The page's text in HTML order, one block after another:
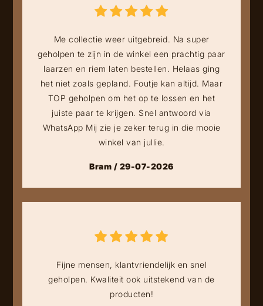
Me collectie weer uitgebreid. Na super
geholpen te zijn in de winkel een prachtig paar
laarzen en riem laten bestellen. Helaas ging
het niet zoals gepland. Foutje kan altijd. Maar
TOP geholpen om het op te lossen en het
juiste paar te krijgen. Snel antwoord via
WhatsApp Mij zie je zeker terug in die mooie
winkel van jullie.
Bram / 29-07-2026
Fijne mensen, klantvriendelijk en snel
geholpen. Kwaliteit ook uitstekend van de
producten!